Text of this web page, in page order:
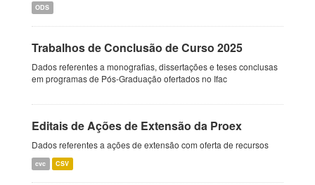
ODS
Trabalhos de Conclusão de Curso 2025
Dados referentes a monografias, dissertações e teses conclusas
em programas de Pós-Graduação ofertados no Ifac
Editais de Ações de Extensão da Proex
Dados referentes a ações de extensão com oferta de recursos
cvc CSV